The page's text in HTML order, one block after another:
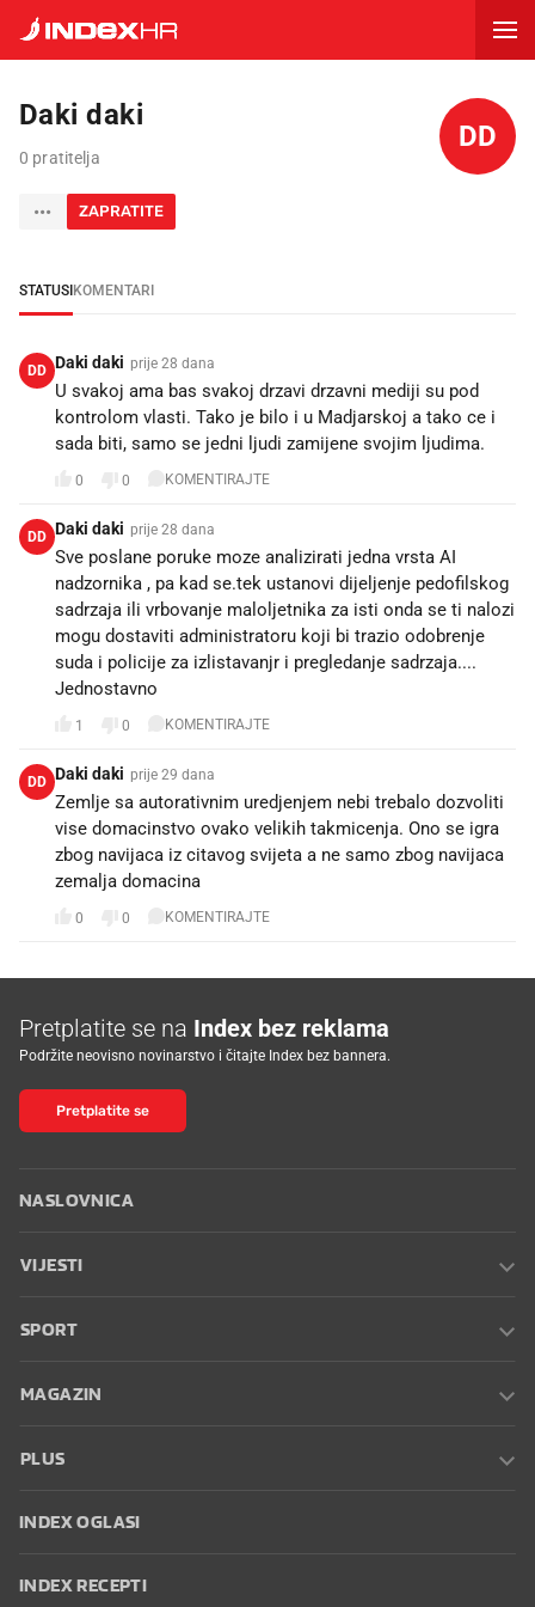
Daki daki
0 pratitelja
ZAPRATITE
DD
STATUSI KOMENTARI
DD Daki daki prije 28 dana
U svakoj ama bas svakoj drzavi drzavni mediji su pod
kontrolom vlasti. Tako je bilo i u Madjarskoj a tako ce i
sada biti, samo se jedni ljudi zamijene svojim ljudima.
0 0 KOMENTIRAJTE
DD Daki daki prije 28 dana
Sve poslane poruke moze analizirati jedna vrsta AI
nadzornika , pa kad se.tek ustanovi dijeljenje pedofilskog
sadrzaja ili vrbovanje maloljetnika za isti onda se ti nalozi
mogu dostaviti administratoru koji bi trazio odobrenje
suda i policije za izlistavanjr i pregledanje sadrzaja....
Jednostavno
1 0 KOMENTIRAJTE
DD Daki daki prije 29 dana
Zemlje sa autorativnim uredjenjem nebi trebalo dozvoliti
vise domacinstvo ovako velikih takmicenja. Ono se igra
zbog navijaca iz citavog svijeta a ne samo zbog navijaca
zemalja domacina
0 0 KOMENTIRAJTE
Pretplatite se na Index bez reklama
Podržite neovisno novinarstvo i čitajte Index bez bannera.
Pretplatite se
NASLOVNICA
VIJESTI
SPORT
MAGAZIN
PLUS
INDEX OGLASI
INDEX RECEPTI